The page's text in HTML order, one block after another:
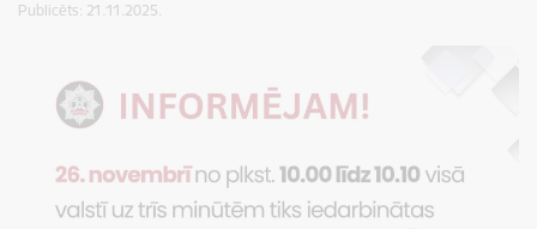
Publicēts: 21.11.2025.